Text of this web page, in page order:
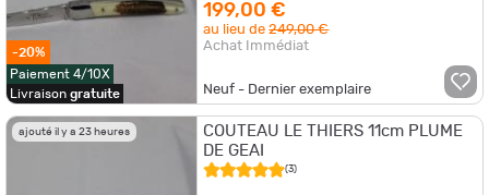
-20%
Paiement 4/10X
Livraison gratuite
199,00 €
au lieu de249,00 €
Achat Immédiat
Neuf - Dernier exemplaire
ajouté il y a 23 heures
COUTEAU LE THIERS 11cm PLUME
DE GEAI
(3)